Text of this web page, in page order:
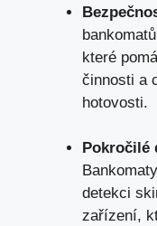
které
činnosti a
hotovosti.
Pokročilé
detekci
zařízení,